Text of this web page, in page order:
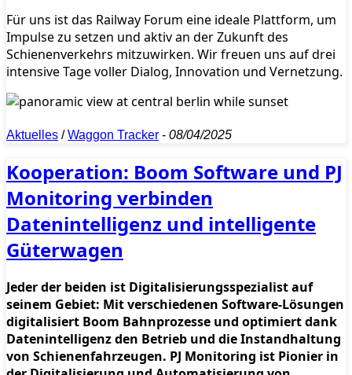
Für uns ist das Railway Forum eine ideale Plattform, um
Impulse zu setzen und aktiv an der Zukunft des
Schienenverkehrs mitzuwirken. Wir freuen uns auf drei
intensive Tage voller Dialog, Innovation und Vernetzung.
Aktuelles /Waggon Tracker - 08/04/2025
Kooperation: Boom Software und PJ
Monitoring verbinden
Datenintelligenz und intelligente
Güterwagen
Jeder der beiden ist Digitalisierungsspezialist auf
seinem Gebiet: Mit verschiedenen Software-Lösungen
digitalisiert Boom Bahnprozesse und optimiert dank
Datenintelligenz den Betrieb und die Instandhaltung
von Schienenfahrzeugen. PJ Monitoring ist Pionier in